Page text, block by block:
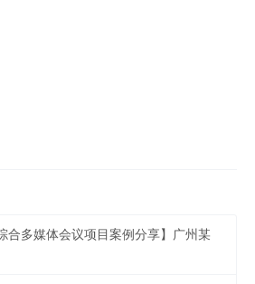
合多媒体会议项目案例分享】广州某